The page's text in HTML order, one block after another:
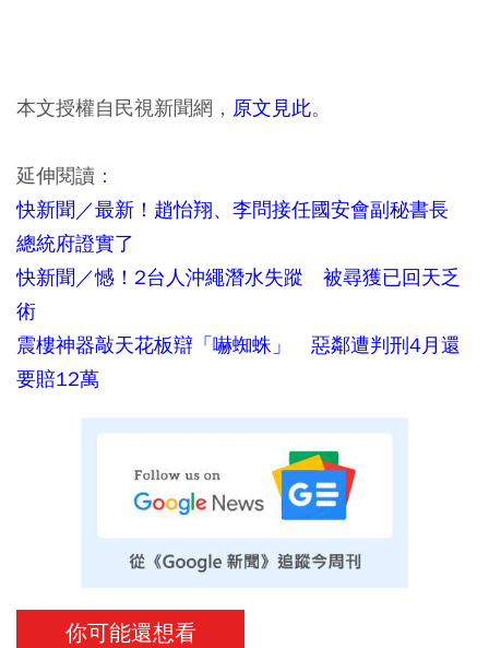
本文授權自民視新聞網， 原文見此。
延伸閱讀：
快新聞／最新！趙怡翔、李問接任國安會副秘書長
總統府證實了
快新聞／憾！2台人沖繩潛水失蹤 被尋獲已回天乏
術
震樓神器敲天花板辯「嚇蜘蛛」 惡鄰遭判刑4月還
要賠12萬
你可能還想看